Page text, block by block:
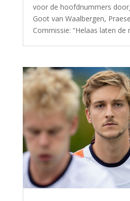
voor de hoofdnummers
Goot van Waalbergen,
Commissie: “Helaas laten de